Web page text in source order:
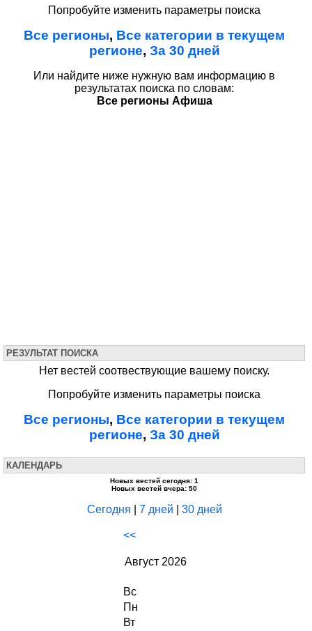
Попробуйте изменить параметры поиска
Все регионы, Все категории в текущем
регионе, За 30 дней
Или найдите ниже нужную вам информацию в
результатах поиска по словам:
Все регионы Афиша
РЕЗУЛЬТАТ ПОИСКА
Нет вестей соотвествующие вашему поиску.
Попробуйте изменить параметры поиска
Все регионы, Все категории в текущем
регионе, За 30 дней
КАЛЕНДАРЬ
Новых вестей сегодня: 1
Новых вестей вчера: 50
Сегодня 7 дней 30 дней
<<
Август 2026
Вс
Пн
Вт